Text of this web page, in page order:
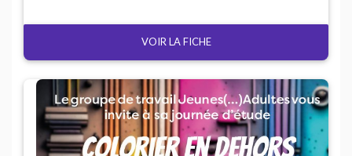
VOIR LA FICHE